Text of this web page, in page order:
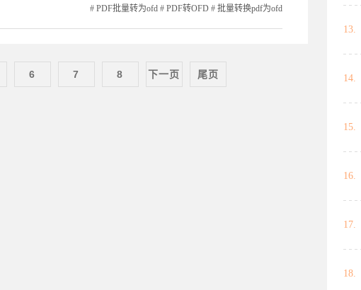
# PDF批量转为ofd # PDF转OFD # 批量转换pdf为ofd
6 7 8 下一页 尾页
13.
14.
15.
16.
17.
18.